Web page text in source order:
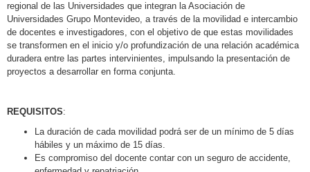
regional de las Universidades que integran la Asociación de
Universidades Grupo Montevideo, a través de la movilidad e intercambio
de docentes e investigadores, con el objetivo de que estas movilidades
se transformen en el inicio y/o profundización de una relación académica
duradera entre las partes intervinientes, impulsando la presentación de
proyectos a desarrollar en forma conjunta.
REQUISITOS:
La duración de cada movilidad podrá ser de un mínimo de 5 días
hábiles y un máximo de 15 días.
Es compromiso del docente contar con un seguro de accidente,